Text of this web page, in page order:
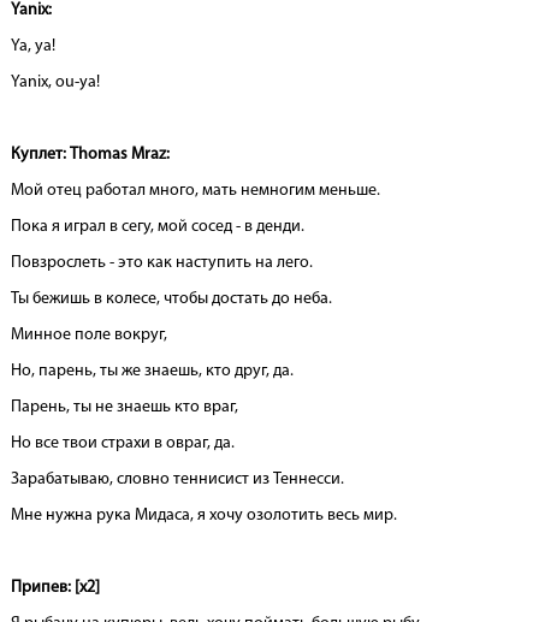
Yanix:
Ya, ya!
Yanix, ou-ya!
Куплет: Thomas Mraz:
Мой отец работал много, мать немногим меньше.
Пока я играл в сегу, мой сосед - в денди.
Повзрослеть - это как наступить на лего.
Ты бежишь в колесе, чтобы достать до неба.
Минное поле вокруг,
Но, парень, ты же знаешь, кто друг, да.
Парень, ты не знаешь кто враг,
Но все твои страхи в овраг, да.
Зарабатываю, словно теннисист из Теннесси.
Мне нужна рука Мидаса, я хочу озолотить весь мир.
Припев: [x2]